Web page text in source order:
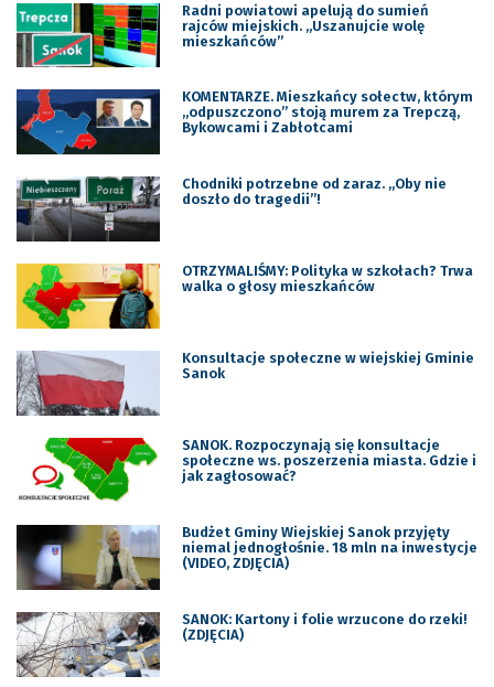
Radni powiatowi apelują do sumień
rajców miejskich. „Uszanujcie wolę
mieszkańców”
KOMENTARZE. Mieszkańcy sołectw, którym
„odpuszczono” stoją murem za Trepczą,
Bykowcami i Zabłotcami
Chodniki potrzebne od zaraz. „Oby nie
doszło do tragedii”!
OTRZYMALIŚMY: Polityka w szkołach? Trwa
walka o głosy mieszkańców
Konsultacje społeczne w wiejskiej Gminie
Sanok
SANOK. Rozpoczynają się konsultacje
społeczne ws. poszerzenia miasta. Gdzie i
jak zagłosować?
Budżet Gminy Wiejskiej Sanok przyjęty
niemal jednogłośnie. 18 mln na inwestycje
(VIDEO, ZDJĘCIA)
SANOK: Kartony i folie wrzucone do rzeki!
(ZDJĘCIA)